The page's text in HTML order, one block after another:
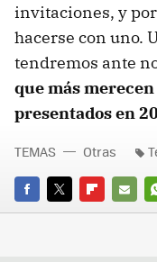
invitaciones, y
hacerse con uno.
tendremos ante
que más
presentados en
FACEBOOK
TWITTERFLIPBOARD
E-
TEMAS Otras